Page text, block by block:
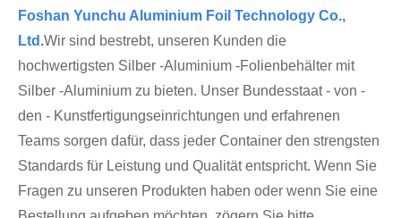
Foshan Yunchu Aluminium Foil Technology Co.,
Ltd.Wir sind bestrebt, unseren Kunden die
hochwertigsten Silber -Aluminium -Folienbehälter mit
Silber -Aluminium zu bieten. Unser Bundesstaat - von -
den - Kunstfertigungseinrichtungen und erfahrenen
Teams sorgen dafür, dass jeder Container den strengsten
Standards für Leistung und Qualität entspricht. Wenn Sie
Fragen zu unseren Produkten haben oder wenn Sie eine